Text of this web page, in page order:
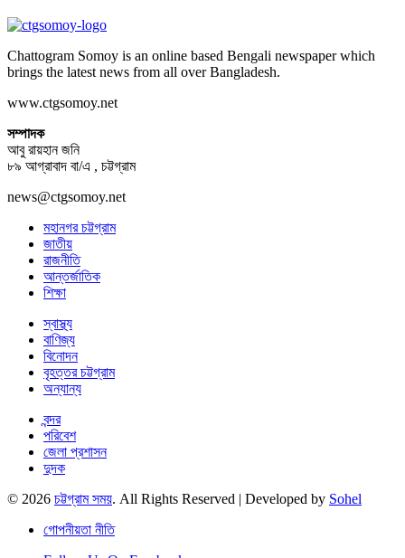
Chattogram Somoy is an online based Bengali newspaper which
brings the latest news from all over Bangladesh.
www.ctgsomoy.net
সম্পাদক
আবু রায়হান জনি
৮৯ আগ্রাবাদ বা/এ , চট্টগ্রাম
news@ctgsomoy.net
মহানগর চট্টগ্রাম
জাতীয়
রাজনীতি
আন্তর্জাতিক
শিক্ষা
স্বাস্থ্য
বাণিজ্য
বিনোদন
বৃহত্তর চট্টগ্রাম
অন্যান্য
বন্দর
পরিবেশ
জেলা প্রশাসন
দুদক
© 2026 চট্টগ্রাম সময়. All Rights Reserved | Developed by Sohel
গোপনীয়তা নীতি